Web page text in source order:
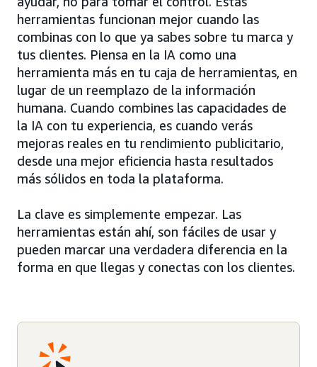
herramientas funcionan mejor cuando las
combinas con lo que ya sabes sobre tu marca y
tus clientes. Piensa en la IA como una
herramienta más en tu caja de herramientas, en
lugar de un reemplazo de la información
humana. Cuando combines las capacidades de
la IA con tu experiencia, es cuando verás
mejoras reales en tu rendimiento publicitario,
desde una mejor eficiencia hasta resultados
más sólidos en toda la plataforma.
La clave es simplemente empezar. Las
herramientas están ahí, son fáciles de usar y
pueden marcar una verdadera diferencia en la
forma en que llegas y conectas con los clientes.